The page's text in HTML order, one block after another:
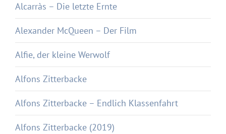
Alcarràs – Die letzte Ernte
Alexander McQueen – Der Film
Alfie, der kleine Werwolf
Alfons Zitterbacke
Alfons Zitterbacke – Endlich Klassenfahrt
Alfons Zitterbacke (2019)